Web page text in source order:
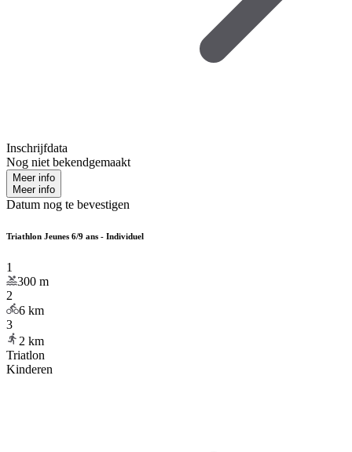
Inschrijfdata
Nog niet bekendgemaakt
Meer info
Meer info
Datum nog te bevestigen
Triathlon Jeunes 6/9 ans - Individuel
1
300 m
2
6 km
3
2 km
Triatlon
Kinderen